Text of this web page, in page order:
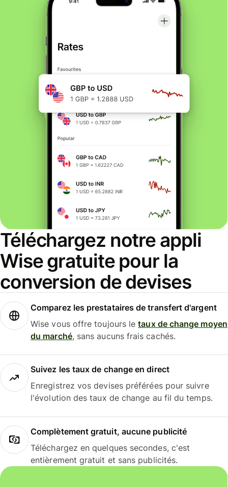
Téléchargez notre appli
Wise gratuite pour la
conversion de devises
Comparez les prestataires de transfert d'argent
Wise vous offre toujours letaux de change moyen
du marché, sans aucuns frais cachés.
Suivez les taux de change en direct
Enregistrez vos devises préférées pour suivre
l'évolution des taux de change au fil du temps.
Complètement gratuit, aucune publicité
Téléchargez en quelques secondes, c'est
entièrement gratuit et sans publicités.